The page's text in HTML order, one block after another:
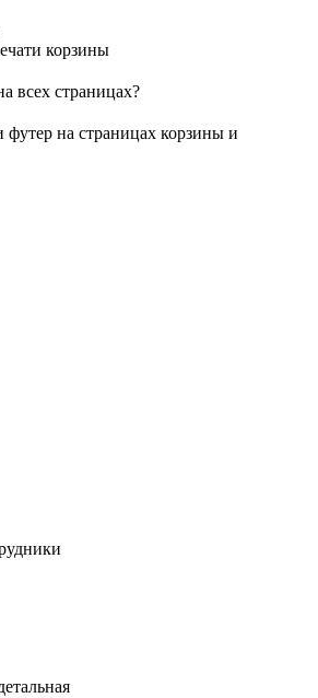
корзины
всех страницах?
на страницах корзины и